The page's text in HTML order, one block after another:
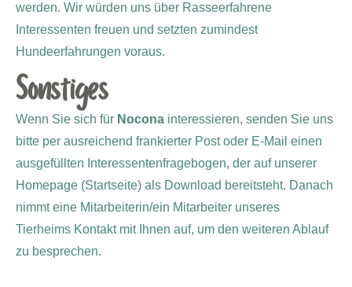
werden. Wir würden uns über Rasseerfahrene
Interessenten freuen und setzten zumindest
Hundeerfahrungen voraus.
Sonstiges
Wenn Sie sich für Nocona interessieren, senden Sie uns
bitte per ausreichend frankierter Post oder E-Mail einen
ausgefüllten Interessentenfragebogen, der auf unserer
Homepage (Startseite) als Download bereitsteht. Danach
nimmt eine Mitarbeiterin/ein Mitarbeiter unseres
Tierheims Kontakt mit Ihnen auf, um den weiteren Ablauf
zu besprechen.